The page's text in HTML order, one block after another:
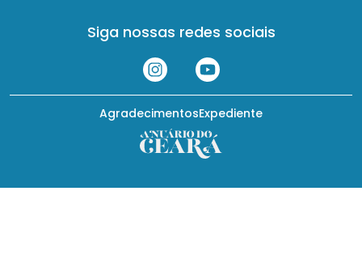
Siga nossas redes sociais
Expediente
Agradecimentos